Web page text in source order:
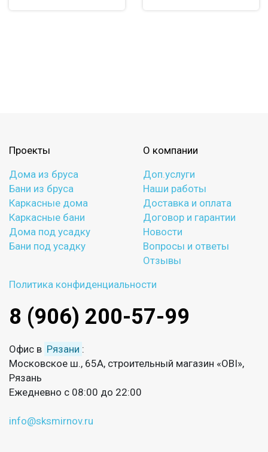
Проекты
Дома из бруса
Бани из бруса
Каркасные дома
Каркасные бани
Дома под усадку
Бани под усадку
О компании
Доп.услуги
Наши работы
Доставка и оплата
Договор и гарантии
Новости
Вопросы и ответы
Отзывы
Политика конфиденциальности
8 (906) 200-57-99
Офис в Рязани :
Московское ш., 65А, строительный магазин «OBI»,
Рязань
Ежедневно с 08:00 до 22:00
info@sksmirnov.ru